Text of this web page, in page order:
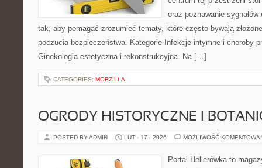
oraz poznawanie
tak, aby pomagać zrozumieć tematy, które często bywają
poczucia bezpieczeństwa. Kategorie Infekcje intymne i choroby
Ginekologia estetyczna i rekonstrukcyjna. Na […]
CATEGORIES: MOBZILLA
OGRODY HISTORYCZNE I
POSTED BY ADMIN LUT - 17 - 2026 MOŻLIWOŚĆ
Portal Hellerówka to